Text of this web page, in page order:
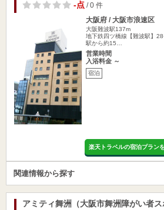
-点 / 0 件
大阪府 / 大阪市浪速区
大阪難波駅137m
地下鉄四ツ橋線【難波駅】
駅から約15…
営業時間
入浴料金 ～
宿泊
楽天トラベルの宿泊プラン
関連情報から探す
アミティ舞洲（大阪市舞洲障がい者ス